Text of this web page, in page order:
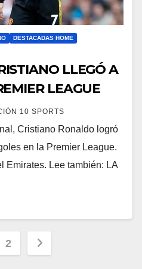
DESTACADAS HOME
LLEGÓ A
LEAGUE
10 SPORTS
Cristiano Ronaldo logró
en la Premier League.
Emirates. Lee también: LA
2